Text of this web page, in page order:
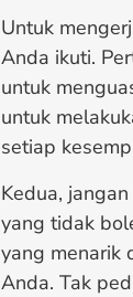
Untuk
Anda ikuti.
untuk
untuk
setiap
Kedua,
yang tidak
yang menarik
Anda. Tak